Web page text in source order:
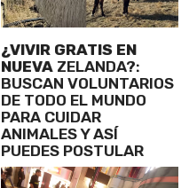
¿VIVIR GRATIS EN
NUEVA ZELANDA?:
BUSCAN VOLUNTARIOS
DE TODO EL MUNDO
PARA CUIDAR
ANIMALES Y ASÍ
PUEDES POSTULAR